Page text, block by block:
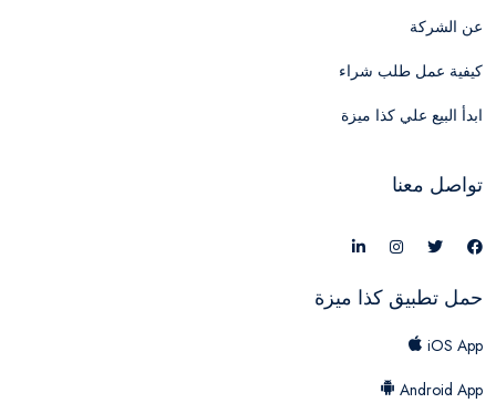
عن الشركة
كيفية عمل طلب شراء
ابدأ البيع علي كذا ميزة
تواصل معنا
حمل تطبيق كذا ميزة
iOS App
Android App